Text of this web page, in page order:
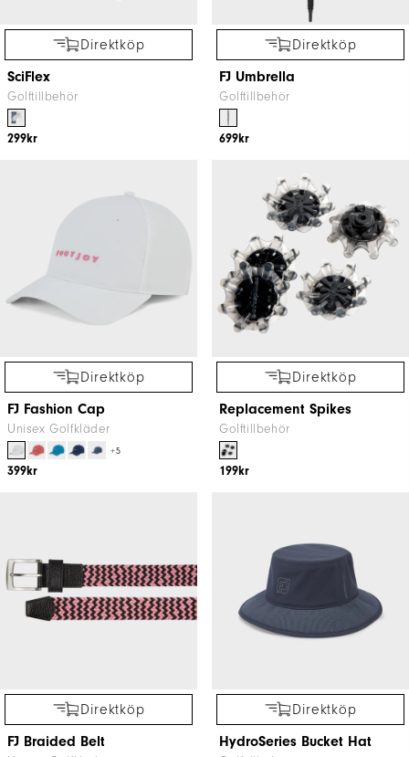
Direktköp
SciFlex
Golftillbehör
299kr
Direktköp
FJ Umbrella
Golftillbehör
699kr
Direktköp
FJ Fashion Cap
Unisex Golfkläder
+5
399kr
Direktköp
Replacement Spikes
Golftillbehör
199kr
Direktköp
FJ Braided Belt
Direktköp
HydroSeries Bucket Hat